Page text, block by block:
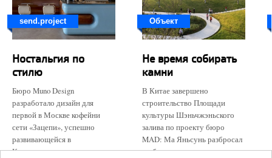
send.project
Ностальгия по
стилю
Бюро Muno Design
разработало дизайн для
первой в Москве кофейни
сети «Зацепи», успешно
развивающейся в
Краснодарском крае <...>
Объект
Не время собирать
камни
В Китае завершено
строительство Площади
культуры Шэньчжэньского
залива по проекту бюро
MAD: Ма Яньсунь разбросал
по берегу <...>